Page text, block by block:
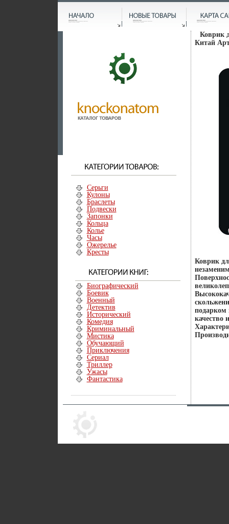
Серьги
Кулоны
Браслеты
Подвески
Запонки
Кольца
Колье
Часы
Ожерелье
Кресты
Биографический
Боевик
Военный
Детектив
Исторический
Комедия
Криминальный
Мистика
Обучающий
Приключения
Сериал
Триллер
Ужасы
Фантастика
Коврик
Китай
Коврик
подарком
качество